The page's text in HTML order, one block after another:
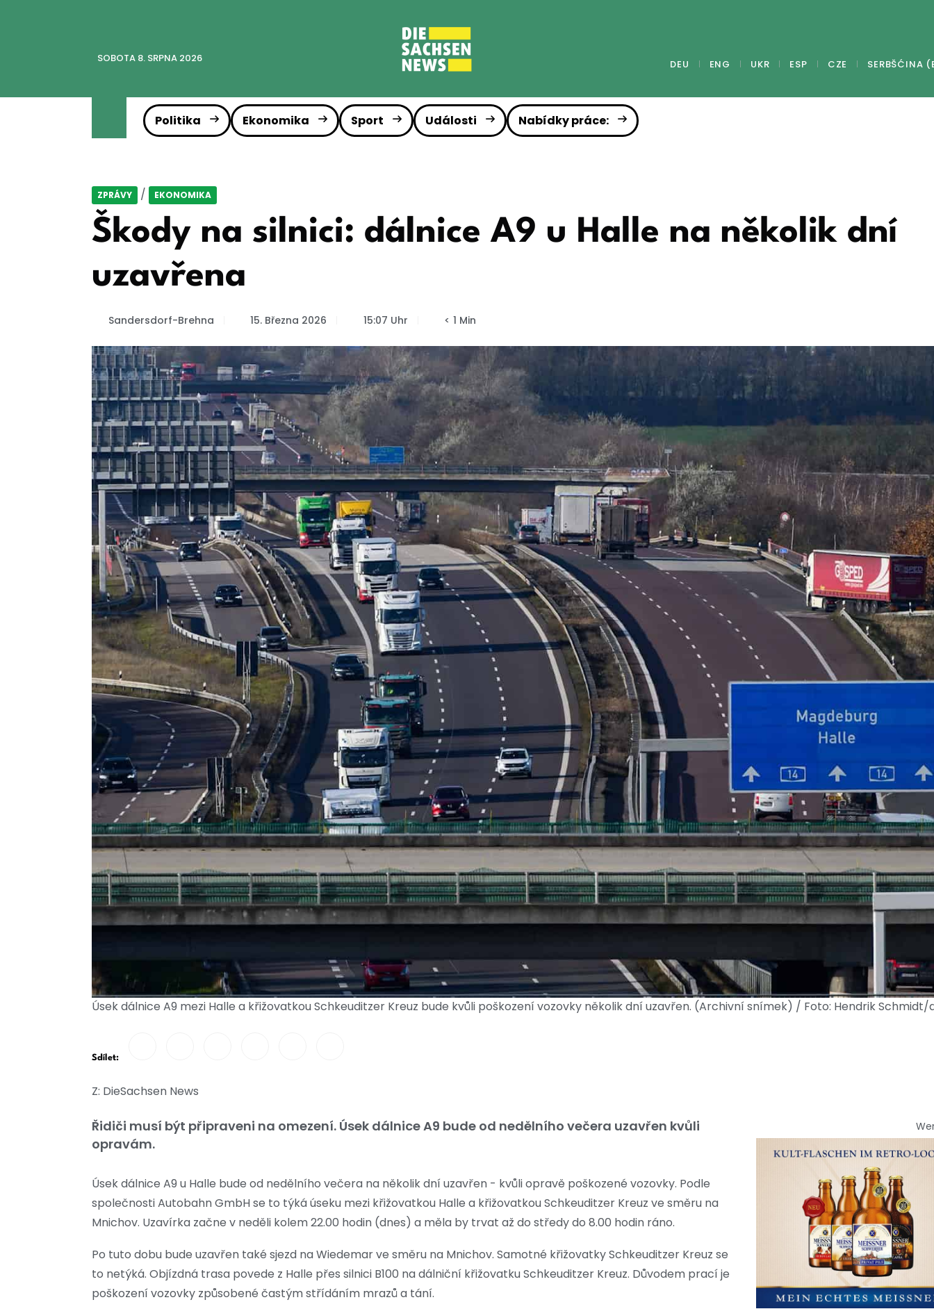
SOBOTA 8. SRPNA 2026 DEU ENG UKR ESP CZE SERBŠĆINA
Politika Ekonomika Sport Události Nabídky práce:
ZPRÁVY / EKONOMIKA
Škody na silnici: dálnice A9 u Halle na několik dní
uzavřena
Sandersdorf-Brehna 15. Března 2026 15:07 Uhr < 1 Min
Úsek dálnice A9 mezi Halle a křižovatkou Schkeuditzer Kreuz bude kvůli poškození vozovky několik dní uzavřen. (Archivní snímek) / Foto: Hendrik Schmidt/
Sdílet:
Z: DieSachsen News
Řidiči musí být připraveni na omezení. Úsek dálnice A9 bude od nedělního večera uzavřen kvůli
opravám.
Úsek dálnice A9 u Halle bude od nedělního večera na několik dní uzavřen - kvůli opravě poškozené vozovky. Podle
společnosti Autobahn GmbH se to týká úseku mezi křižovatkou Halle a křižovatkou Schkeuditzer Kreuz ve směru na
Mnichov. Uzavírka začne v neděli kolem 22.00 hodin (dnes) a měla by trvat až do středy do 8.00 hodin ráno.
Po tuto dobu bude uzavřen také sjezd na Wiedemar ve směru na Mnichov. Samotné křižovatky Schkeuditzer Kreuz se
to netýká. Objízdná trasa povede z Halle přes silnici B100 na dálniční křižovatku Schkeuditzer Kreuz. Důvodem prací je
poškození vozovky způsobené častým střídáním mrazů a tání.